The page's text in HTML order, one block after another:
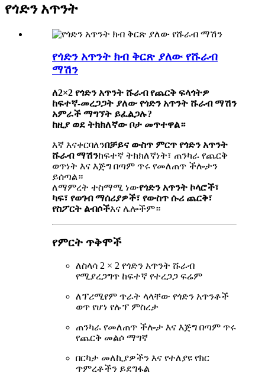
የጎድን አጥንት
የጎድን አጥንት ክብ ቅርጽ ያለው የሹራብ
ማሽን
ለ2×2 የጎድን አጥንት ሹራብ የጨርቅ ፍላጎትዎ
ከፍተኛ-መረጋጋት ያለው የጎድን አጥንት ሹራብ ማሽን
አምራች ማግኘት ይፈልጋሉ?
ከዚያ ወደ ትክክለኛው ቦታ መጥተዋል።
እኛ እናቀርባለንበቻይና ውስጥ ምርጥ የጎድን አጥንት
ሹራብ ማሽንከፍተኛ ትክክለኛነት፣ ጠንካራ የጨርቅ
ወጥነት እና እጅግ በጣም ጥሩ የመለጠጥ ችሎታን
ይሰጣል።
ለማምረት ተስማሚ ነውየጎድን አጥንት ኮላሮች፣
ካፍ፣ የወገብ ማሰሪያዎች፣ የውስጥ ሱሪ ጨርቅ፣
የስፖርት ልብሶችእና ሌሎችም።
የምርት ጥቅሞች
ለስላሳ 2 × 2 የጎድን አጥንት ሹራብ
የሚያረጋግጥ ከፍተኛ የተረጋጋ ፍሬም
ለፕሪሚየም ጥራት ላላቸው የጎድን አጥንቶች
ወጥ የሆነ የሉፕ ምስረታ
ጠንካራ የመለጠጥ ችሎታ እና እጅግ በጣም ጥሩ
የጨርቅ መልሶ ማግኛ
በርካታ መለኪያዎችን እና የተለያዩ የክር
ጥምረቶችን ይደግፋል